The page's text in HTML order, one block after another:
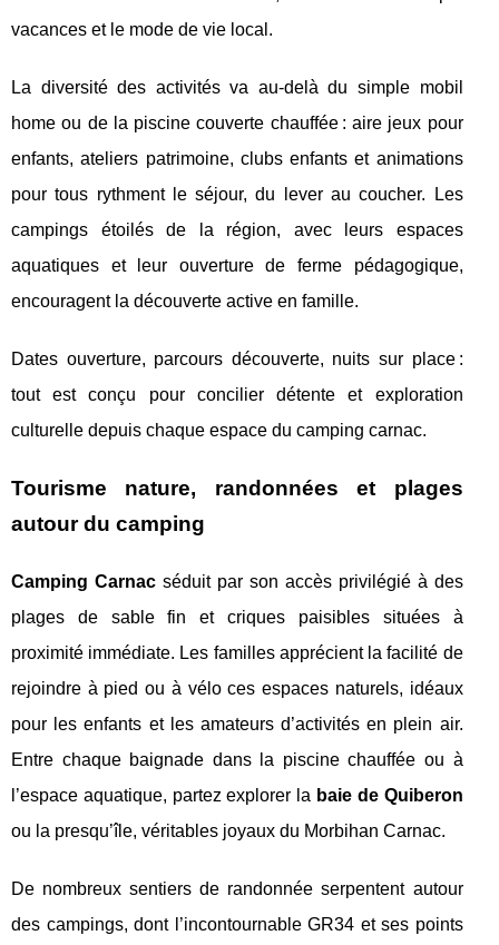
vacances et le mode de vie local.
La diversité des activités va au-delà du simple mobil
home ou de la piscine couverte chauffée : aire jeux pour
enfants, ateliers patrimoine, clubs enfants et animations
pour tous rythment le séjour, du lever au coucher. Les
campings étoilés de la région, avec leurs espaces
aquatiques et leur ouverture de ferme pédagogique,
encouragent la découverte active en famille.
Dates ouverture, parcours découverte, nuits sur place :
tout est conçu pour concilier détente et exploration
culturelle depuis chaque espace du camping carnac.
Tourisme nature, randonnées et plages
autour du camping
Camping Carnacséduit par son accès privilégié à des
plages de sable fin et criques paisibles situées à
proximité immédiate. Les familles apprécient la facilité de
rejoindre à pied ou à vélo ces espaces naturels, idéaux
pour les enfants et les amateurs d’activités en plein air.
Entre chaque baignade dans la piscine chauffée ou à
l’espace aquatique, partez explorer la baie de Quiberon
ou la presqu’île, véritables joyaux du Morbihan Carnac.
De nombreux sentiers de randonnée serpentent autour
des campings, dont l’incontournable GR34 et ses points